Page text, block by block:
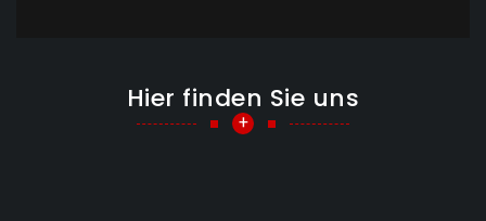
Hier finden Sie uns
+